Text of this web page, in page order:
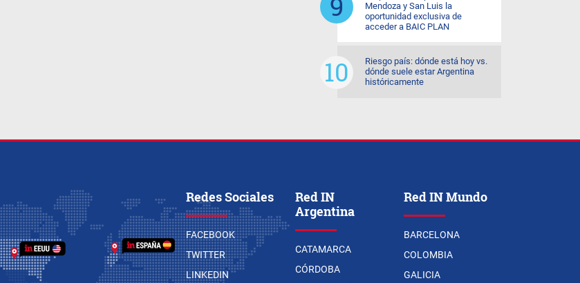
Mendoza y San Luis la
oportunidad exclusiva de
acceder a BAIC PLAN
Riesgo país: dónde está hoy vs.
dónde suele estar Argentina
históricamente
Redes Sociales
FACEBOOK
TWITTER
LINKEDIN
Red IN
Argentina
CATAMARCA
CÓRDOBA
Red IN Mundo
BARCELONA
COLOMBIA
GALICIA